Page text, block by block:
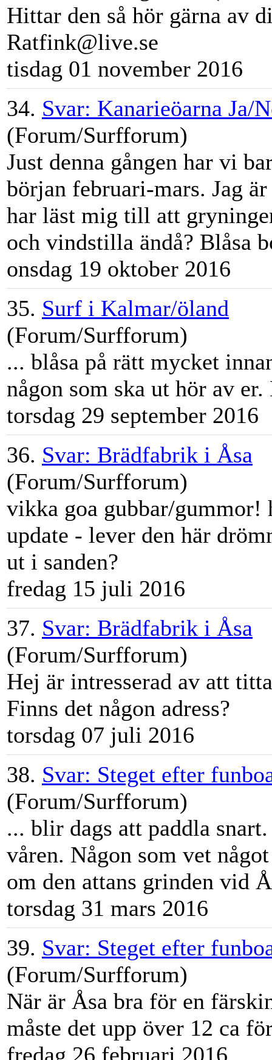
Hittar den så hör gärna av
Ratfink@live.se
tisdag 01 november 2016
34. Svar: Kanarieöarna Ja/
(Forum/Surfforum)
Just denna gången har vi
början februari-mars. Jag
har läst mig till att
och vindstilla ändå? Blåsa
onsdag 19 oktober 2016
35. Surf i Kalmar/öland
(Forum/Surfforum)
... blåsa på rätt mycket
någon som ska ut hör av
torsdag 29 september 2016
36. Svar: Brädfabrik i Åsa
(Forum/Surfforum)
vikka goa gubbar/gummor!
update - lever den här
ut i sanden?
fredag 15 juli 2016
37. Svar: Brädfabrik i Åsa
(Forum/Surfforum)
Hej är intresserad av att
Finns det någon adress?
torsdag 07 juli 2016
38. Svar: Steget efter
(Forum/Surfforum)
... blir dags att paddla
våren. Någon som vet
om den attans grinden vid
torsdag 31 mars 2016
39. Svar: Steget efter
(Forum/Surfforum)
När är Åsa bra för en
måste det upp över 12 ca
fredag 26 februari 2016